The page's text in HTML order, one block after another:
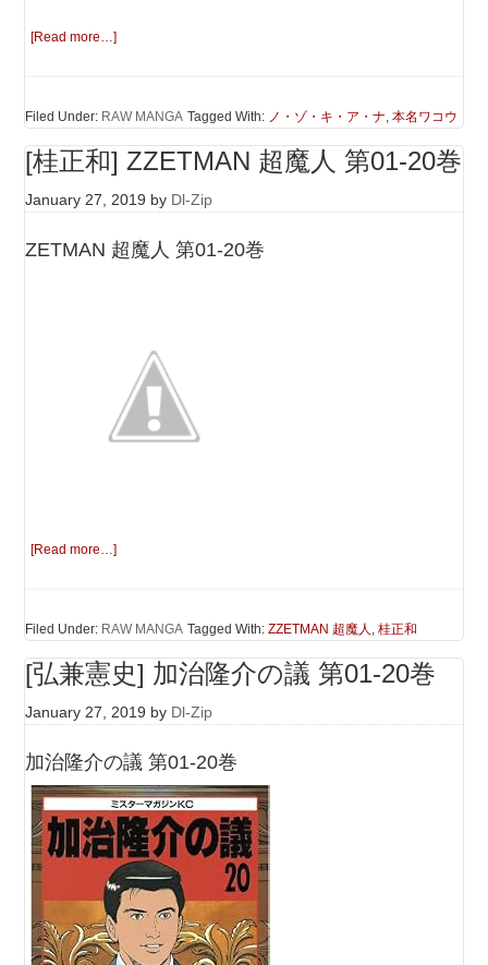
[Read more…]
Filed Under: RAW MANGA Tagged With: ノ・ゾ・キ・ア・ナ,本名ワコウ
[桂正和] ZZETMAN 超魔人 第01-20巻
January 27, 2019 by Dl-Zip
ZETMAN 超魔人 第01-20巻
[Read more…]
Filed Under: RAW MANGA Tagged With:ZZETMAN 超魔人 ,桂正和
[弘兼憲史] 加治隆介の議 第01-20巻
January 27, 2019 by Dl-Zip
加治隆介の議 第01-20巻